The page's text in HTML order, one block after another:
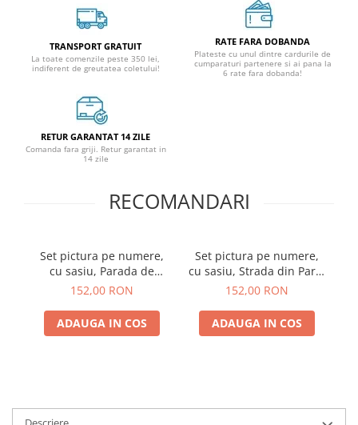
TRANSPORT GRATUIT
La toate comenzile peste 350 lei,
indiferent de greutatea coletului!
RATE FARA DOBANDA
Plateste cu unul dintre cardurile de
cumparaturi partenere si ai pana la
6 rate fara dobanda!
RETUR GARANTAT 14 ZILE
Comanda fara griji. Retur garantat in
14 zile
RECOMANDARI
Set pictura pe numere,
cu sasiu, Parada de
umbrele, 40x50 cm
152,00 RON
ADAUGA IN COS
Set pictura pe numere,
cu sasiu, Strada din Paris
in timp de ploaie -
40x50 cm
152,00 RON
ADAUGA IN COS